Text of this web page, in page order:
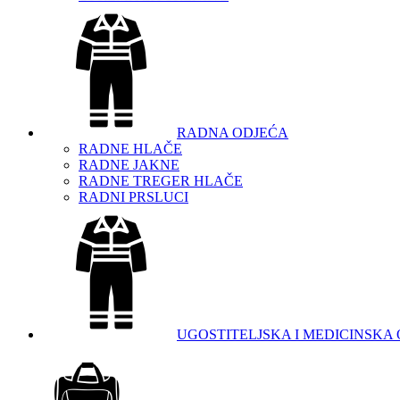
RADNA ODJEĆA
RADNE HLAČE
RADNE JAKNE
RADNE TREGER HLAČE
RADNI PRSLUCI
UGOSTITELJSKA I MEDICINSKA